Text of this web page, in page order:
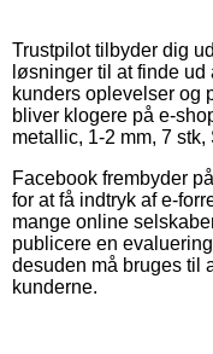
Trustpilot tilbyder dig
løsninger til at finde
kunders oplevelser og
bliver klogere på e-
metallic, 1-2 mm, 7
Facebook frembyder
for at få indtryk af e-
mange online
publicere en
desuden må bruges til
kunderne.